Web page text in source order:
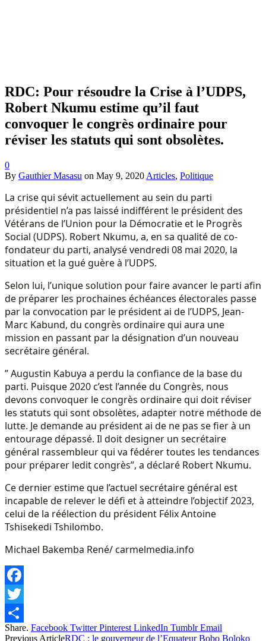
RDC: Pour résoudre la Crise à l’UDPS,
Robert Nkumu estime qu’il faut
convoquer le congrès ordinaire pour
réviser les statuts qui sont obsolètes.
0
By Gauthier Masasu on May 9, 2020 Articles, Politique
La crise qui sévit actuellement au sein du parti
présidentiel n’a pas laissé indifférent le président des
Vétérans de l’Union pour la Démocratie et le Progrès
Social (UDPS). Robert Nkumu, a, en sa qualité de co-
fondateur du parti, analysé vendredi 08 mai 2020, la
situation et la gué guère à l’UDPS.
Selon lui, l’unique solution pour faire avancer le parti afin
de préparer les prochaines échéances électorales passe
par la convocation par le président ai de l’UDPS, Jean-
Marc Kabund, du congrès ordinaire qui aura une
mission en passant par la désignation d’un nouveau
secrétaire général.
” Augustin Kabuya a perdu la confiance de la base du
parti. Puisque 2020 c’est l’année du Congrès, nous
devons convoquer le congrès ordinaire qui doit réviser
les statuts qui sont obsolètes, adapter notre méthode de
lutte. Je demande au président ai de ne pas se fier à un
entourage dépassé. Il doit designer un secrétaire
général rassembleur qui va fédérer toutes les tendances
pour préparer ledit congrès”, a déclaré Robert Nkumu.
Ce dernier estime que l’actuel secrétaire général est
incapable de relever le défi et à atteindre l’objectif 2023,
celui de la réélection du président Félix Antoine
Tshisekedi Tshilombo.
Michael Bakemba René/ carmelmedia.info
Facebook
Twitter
Share
Share. Facebook Twitter Pinterest LinkedIn Tumblr Email
Previous ArticleRDC : le gouverneur de l’Equateur Bobo Boloko